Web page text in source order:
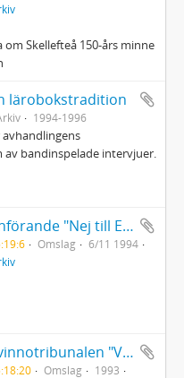
Skellefteå 150-års minne
lärobokstradition
1994-1996
bandinspelade intervjuer.
Manuskript till anförande "Nej till EU" på Stadsteaterns gala
Omslag
6/11 1994
Anförande vid Kvinnotribunalen "Vad har pornografi med atomklyvning att skaffa"
Omslag
1993